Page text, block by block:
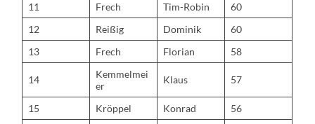
11
Frech Tim-Robin
60
12
Reißig Dominik
60
13
Frech Florian 58
14
Kemmelmei
er
Klaus 57
15 Kröppel Konrad
56